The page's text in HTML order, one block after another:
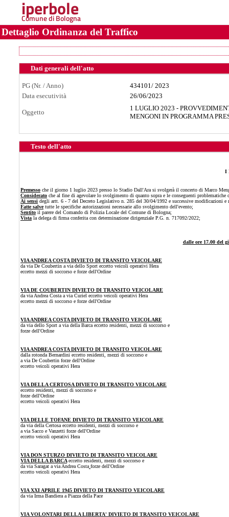
iperbole
Comune di Bologna
Dettaglio Ordinanza del Traffico
Dati generali dell'atto
PG (Nr. / Anno) 434101/ 2023
Data esecutività
26/06/2023
Oggetto
1 LUGLIO 2023 -
MENGONI IN PROGRAMMA
Testo dell'atto
I
Premesso che il giorno 1 luglio 2023 presso lo Stadio Dall'Ara si svolgerà il concerto di Marco
Considerato che al fine di agevolare lo svolgimento di quanto sopra e le conseguenti
Ai sensi degli artt. 6 - 7 del Decreto Legislativo n. 285 del 30/04/1992 e successive modificazioni
Fatte salvetutte le specifiche autorizzazioni necessarie allo svolgimento dell'evento;
Sentito il parere del Comando di Polizia Locale del Comune di Bologna;
Vista la delega di firma conferita con determinazione dirigenziale P.G. n. 717092/2022;
dalle ore 17.00 del
VIA ANDREA COSTADIVIETO DI TRANSITO VEICOLARE
da via De Coubertin a via dello Sport eccetto veicoli operativi Hera
eccetto mezzi di soccorso e forze dell'Ordine
VIA DE COUBERTIN DIVIETO DI TRANSITO VEICOLARE
da via Andrea Costa a via Curiel eccetto veicoli operativi Hera
eccetto mezzi di soccorso e forze dell'Ordine
VIA ANDREA COSTADIVIETO DI TRANSITO VEICOLARE
da via dello Sport a via della Barca eccetto residenti, mezzi di soccorso e
forze dell'Ordine
VIA ANDREA COSTADIVIETO DI TRANSITO VEICOLARE
dalla rotonda Bernardini eccetto residenti, mezzi di soccorso e
a via De Coubertin forze dell'Ordine
eccetto veicoli operativi Hera
VIA DELLA CERTOSADIVIETO DI TRANSITO VEICOLARE
eccetto residenti, mezzi di soccorso e
forze dell'Ordine
eccetto veicoli operativi Hera
VIA DELLE TOFANE DIVIETO DI TRANSITO VEICOLARE
da via della Certosa eccetto residenti, mezzi di soccorso e
a via Sacco e Vanzetti forze dell'Ordine
eccetto veicoli operativi Hera
VIA DON STURZO DIVIETO DI TRANSITO VEICOLARE
VIA DELLA BARCA eccetto residenti, mezzi di soccorso e
da via Saragat a via Andrea Costa forze dell'Ordine
eccetto veicoli operativi Hera
VIA XXI APRILE 1945 DIVIETO DI TRANSITO VEICOLARE
da via Irma Bandiera a Piazza della Pace
VIA VOLONTARI DELLA LIBERTA' DIVIETO DI TRANSITO VEICOLARE